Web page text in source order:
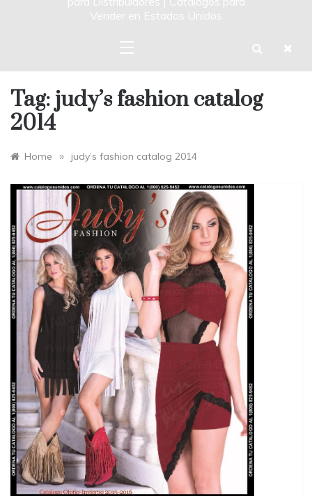
Vender en Estados Unidos
Tag: judy’s fashion catalog
2014
Home » judy’s fashion catalog 2014